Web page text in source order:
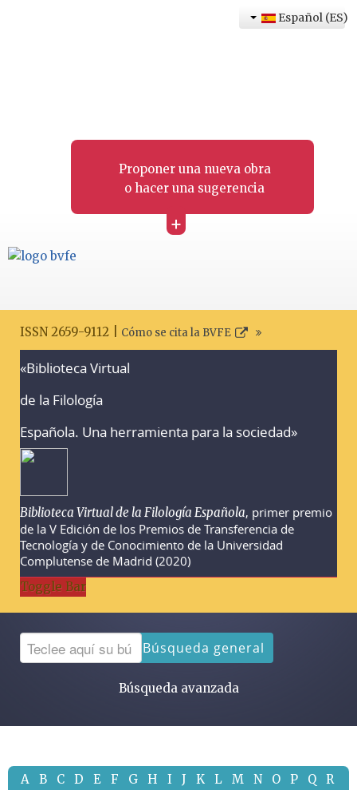
Proponer una nueva obra
o hacer una sugerencia
+
Español (ES)
ISSN 2659-9112 | Cómo se cita la BVFE
«Biblioteca Virtual
de la Filología
Española. Una herramienta para la sociedad»
Biblioteca Virtual de la Filología Española, primer premio
de la V Edición de los Premios de Transferencia de
Tecnología y de Conocimiento de la Universidad
Complutense de Madrid (2020)
Toggle Bar
Búsqueda general
Búsqueda avanzada
A B C D E F G H I J K L M N O P Q
R